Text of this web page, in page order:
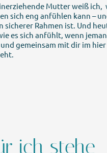
Mutter weiß ich,
sich eng anfühlen kann –
sicherer Rahmen ist. Und
es sich anfühlt, wenn
gemeinsam mit dir im
ich stehe